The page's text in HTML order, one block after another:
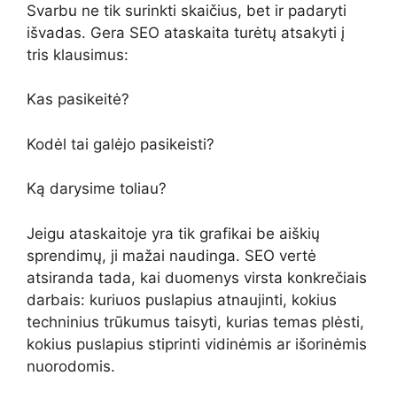
Svarbu ne tik surinkti skaičius, bet ir padaryti
išvadas. Gera SEO ataskaita turėtų atsakyti į
tris klausimus:
Kas pasikeitė?
Kodėl tai galėjo pasikeisti?
Ką darysime toliau?
Jeigu ataskaitoje yra tik grafikai be aiškių
sprendimų, ji mažai naudinga. SEO vertė
atsiranda tada, kai duomenys virsta konkrečiais
darbais: kuriuos puslapius atnaujinti, kokius
techninius trūkumus taisyti, kurias temas plėsti,
kokius puslapius stiprinti vidinėmis ar išorinėmis
nuorodomis.